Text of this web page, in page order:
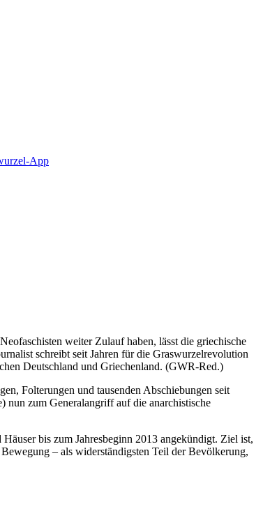
App
weiter Zulauf haben, lässt die griechische
schreibt seit Jahren für die Graswurzelrevolution
Deutschland und Griechenland. (GWR-Red.)
Folterungen und tausenden Abschiebungen seit
nun zum Generalangriff auf die anarchistische
bis zum Jahresbeginn 2013 angekündigt. Ziel ist,
– als widerständigsten Teil der Bevölkerung,